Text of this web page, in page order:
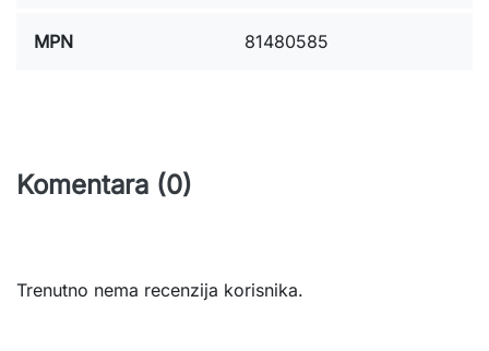
MPN 81480585
Komentara (0)
Trenutno nema recenzija korisnika.